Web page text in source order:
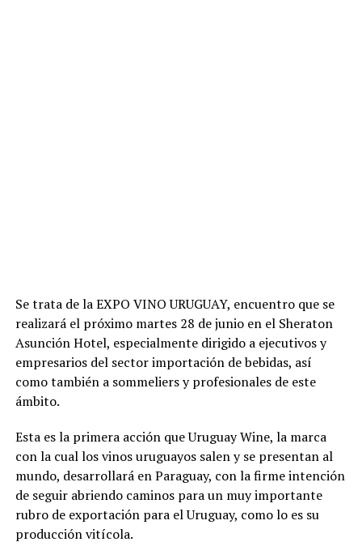
Se trata de la EXPO VINO URUGUAY, encuentro que se
realizará el próximo martes 28 de junio en el Sheraton
Asunción Hotel, especialmente dirigido a ejecutivos y
empresarios del sector importación de bebidas, así
como también a sommeliers y profesionales de este
ámbito.
Esta es la primera acción que Uruguay Wine, la marca
con la cual los vinos uruguayos salen y se presentan al
mundo, desarrollará en Paraguay, con la firme intención
de seguir abriendo caminos para un muy importante
rubro de exportación para el Uruguay, como lo es su
producción vitícola.